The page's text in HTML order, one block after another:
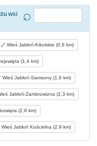
wsi
Wieś Jabłoń-Kikolskie (0,6 km)
(1,4 km)
Wieś Jabłoń-Samsony (1,6 km)
Jabłoń-Zambrowizna (2,3 km)
(2,6 km)
Wieś Jabłoń Kościelna (2,9 km)